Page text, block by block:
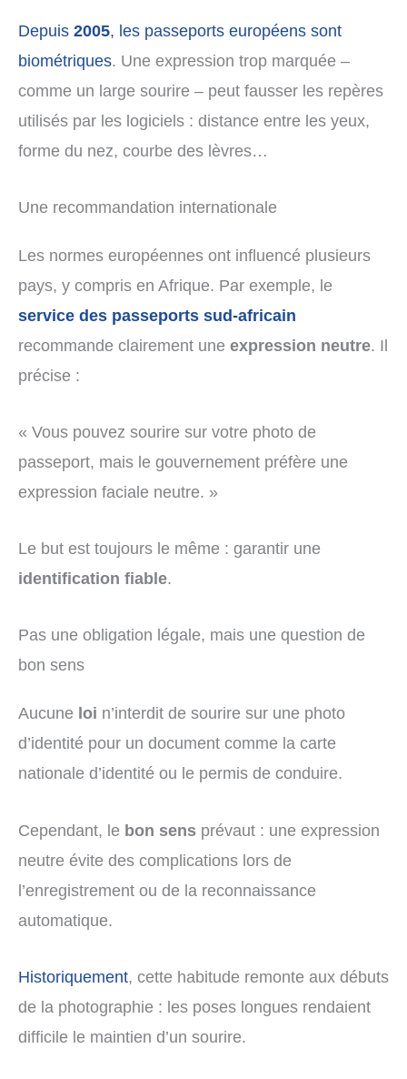
Depuis 2005, les passeports européens sont
biométriques. Une expression trop marquée –
comme un large sourire – peut fausser les repères
utilisés par les logiciels : distance entre les yeux,
forme du nez, courbe des lèvres…
Une recommandation internationale
Les normes européennes ont influencé plusieurs
pays, y compris en Afrique. Par exemple, le
service des passeports sud-africain
recommande clairement une expression neutre. Il
précise :
« Vous pouvez sourire sur votre photo de
passeport, mais le gouvernement préfère une
expression faciale neutre. »
Le but est toujours le même : garantir une
identification fiable.
Pas une obligation légale, mais une question de
bon sens
Aucune loi n’interdit de sourire sur une photo
d’identité pour un document comme la carte
nationale d’identité ou le permis de conduire.
Cependant, le bon sens prévaut : une expression
neutre évite des complications lors de
l’enregistrement ou de la reconnaissance
automatique.
Historiquement, cette habitude remonte aux débuts
de la photographie : les poses longues rendaient
difficile le maintien d’un sourire.